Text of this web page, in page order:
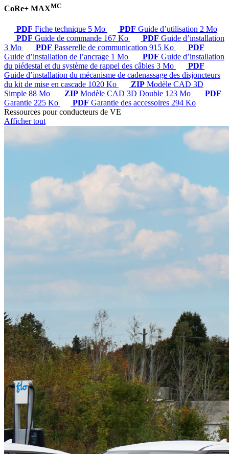
CoRe+ MAXMC
PDF Fiche technique 5 Mo PDF Guide d’utilisation 2 Mo
PDF Guide de commande 167 Ko PDF Guide d’installation
3 Mo
PDF Passerelle de communication 915 Ko
PDF
Guide d’installation de l’ancrage 1 Mo PDF Guide d’installation
du piédestal et du système de rappel des câbles 3 Mo
PDF
Guide d’installation du mécanisme de cadenassage des disjoncteurs
du kit de mise en cascade 1020 Ko ZIP Modèle CAD 3D
Simple 88 Mo ZIP Modèle CAD 3D Double 123 Mo
PDF
Garantie 225 Ko PDF Garantie des accessoires 294 Ko
Ressources pour conducteurs de VE
Afficher tout